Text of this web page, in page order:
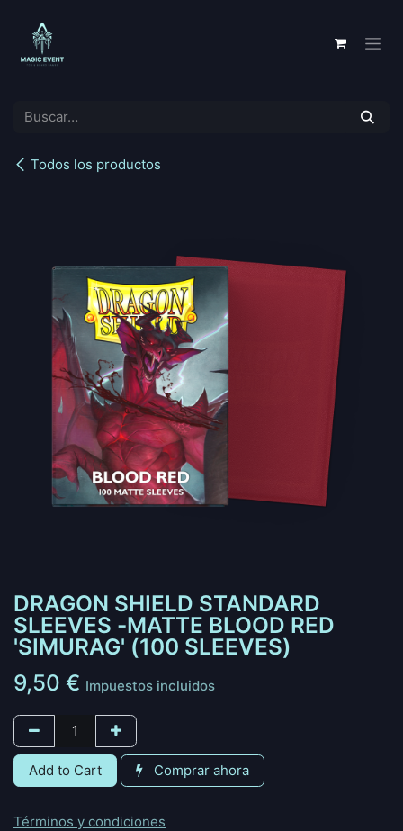
Todos los productos
DRAGON SHIELD STANDARD
SLEEVES -MATTE BLOOD RED
'SIMURAG' (100 SLEEVES)
9,50 € Impuestos incluidos
Add to Cart Comprar ahora
Términos y condiciones